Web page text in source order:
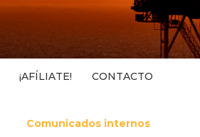
¡AFÍLIATE! CONTACTO
Comunicados internos